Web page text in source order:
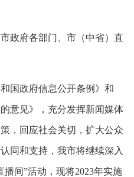
政府各部门、市（中省）直
国政府信息公开条例》和
意见》，充分发挥新闻媒体
，回应社会关切，扩大公众
同和支持，我市将继续深入
间”活动，现将2023年实施